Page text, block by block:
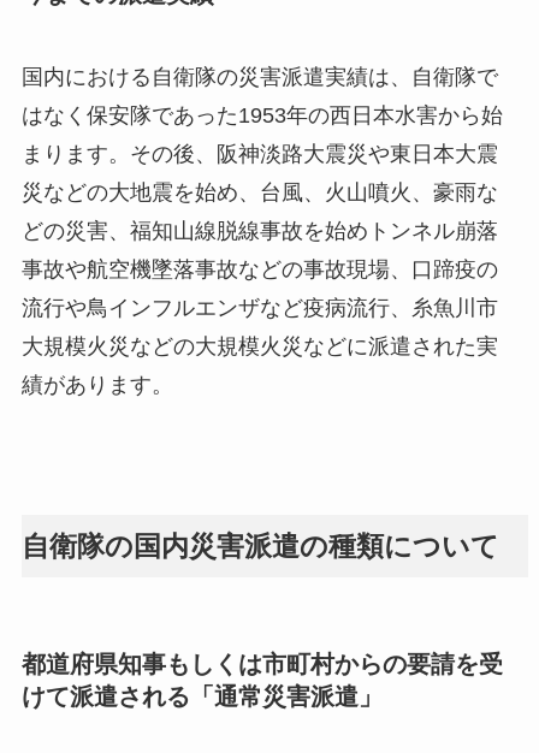
国内における自衛隊の災害派遣実績は、自衛隊で
はなく保安隊であった1953年の西日本水害から始
まります。その後、阪神淡路大震災や東日本大震
災などの大地震を始め、台風、火山噴火、豪雨な
どの災害、福知山線脱線事故を始めトンネル崩落
事故や航空機墜落事故などの事故現場、口蹄疫の
流行や鳥インフルエンザなど疫病流行、糸魚川市
大規模火災などの大規模火災などに派遣された実
績があります。
自衛隊の国内災害派遣の種類について
都道府県知事もしくは市町村からの要請を受
けて派遣される「通常災害派遣」